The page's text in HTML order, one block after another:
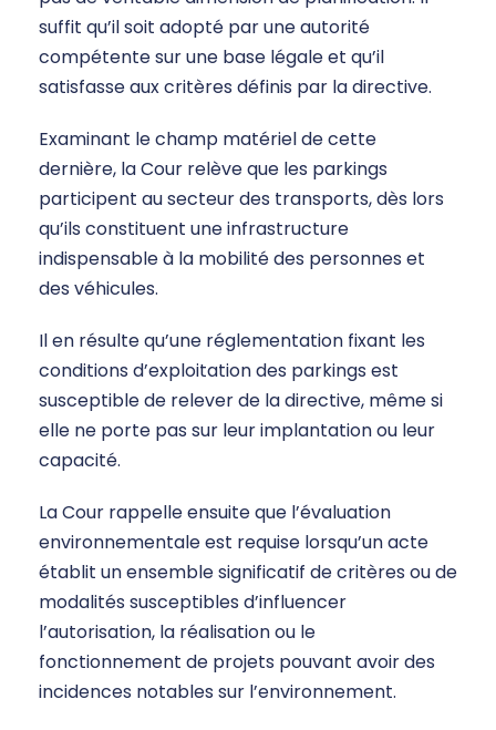
suffit qu’il soit adopté par une autorité
compétente sur une base légale et qu’il
satisfasse aux critères définis par la directive.
Examinant le champ matériel de cette
dernière, la Cour relève que les parkings
participent au secteur des transports, dès lors
qu’ils constituent une infrastructure
indispensable à la mobilité des personnes et
des véhicules.
Il en résulte qu’une réglementation fixant les
conditions d’exploitation des parkings est
susceptible de relever de la directive, même si
elle ne porte pas sur leur implantation ou leur
capacité.
La Cour rappelle ensuite que l’évaluation
environnementale est requise lorsqu’un acte
établit un ensemble significatif de critères ou de
modalités susceptibles d’influencer
l’autorisation, la réalisation ou le
fonctionnement de projets pouvant avoir des
incidences notables sur l’environnement.